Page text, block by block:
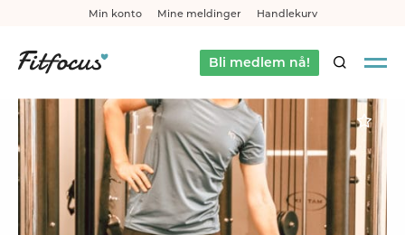
Min konto Mine meldinger Handlekurv
Bli medlem nå!SØK